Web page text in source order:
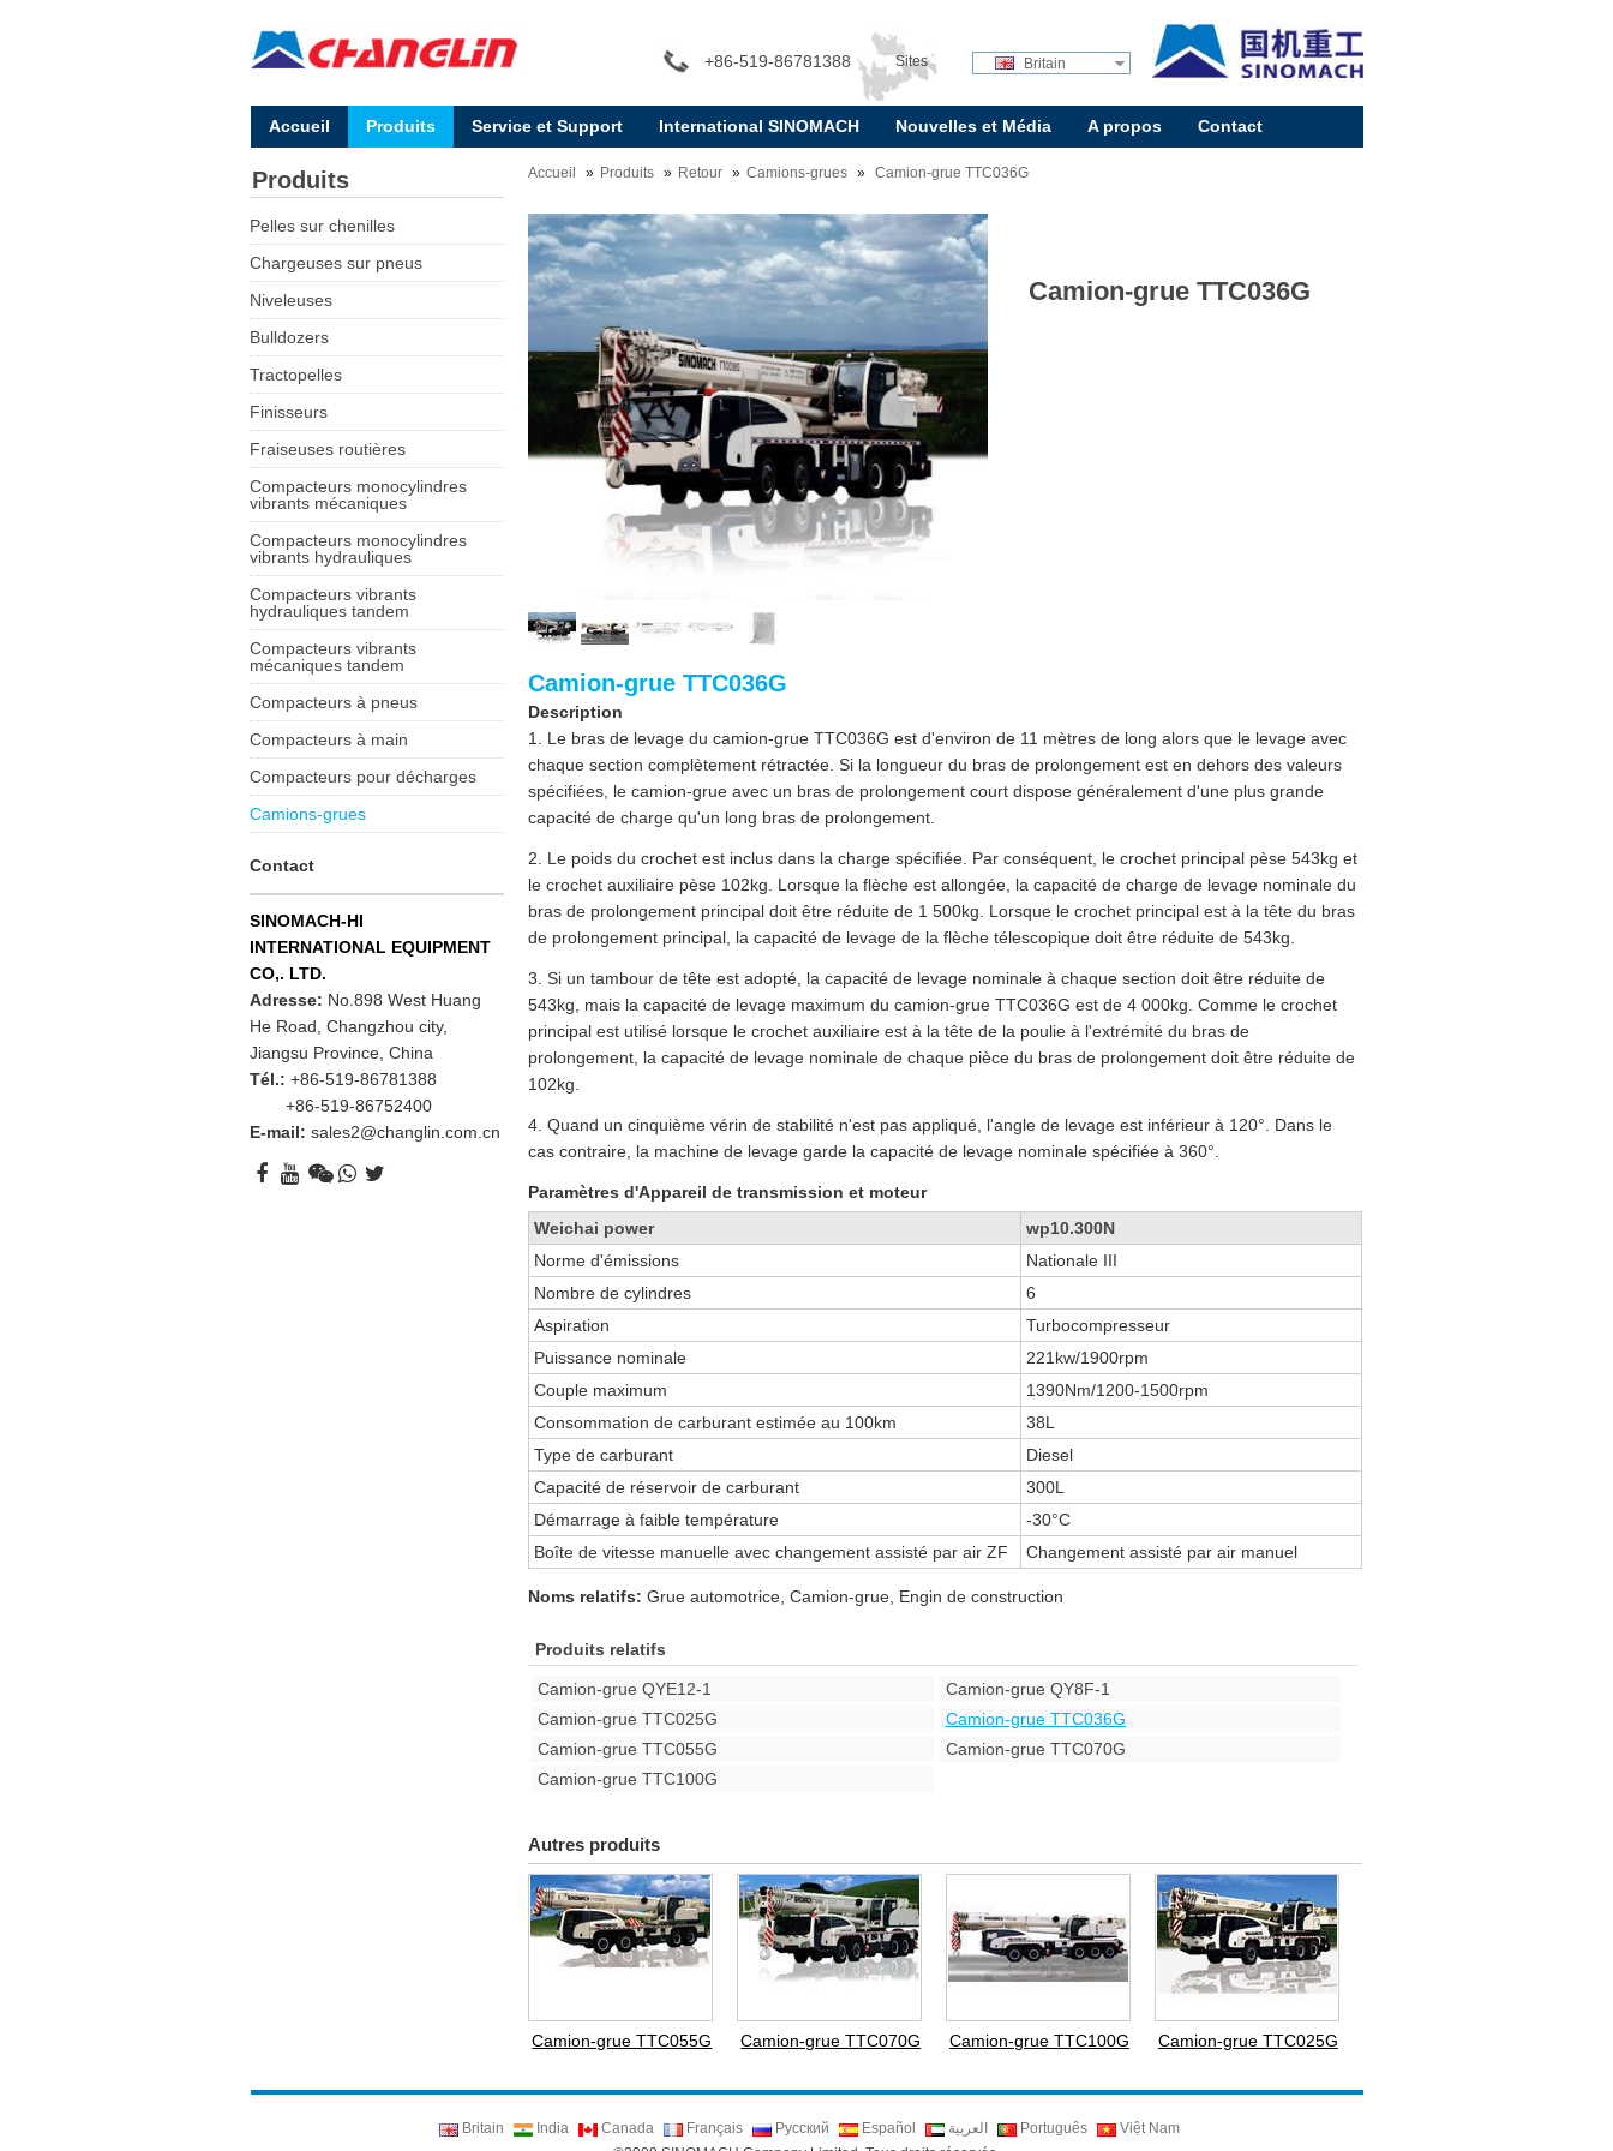
+86-519-86781388 Sites
internationaux:
Britain
Accueil Produits Service et Support International SINOMACH Nouvelles et Média A propos Contact
Accueil Produits Retour Camions-grues Camion-grue TTC036G
Camion-grue TTC036G
Camion-grue TTC036G
Description
1. Le bras de levage du camion-grue TTC036G est d'environ de 11 mètres de long alors que le levage avec
chaque section complètement rétractée. Si la longueur du bras de prolongement est en dehors des valeurs
spécifiées, le camion-grue avec un bras de prolongement court dispose généralement d'une plus grande
capacité de charge qu'un long bras de prolongement.
2. Le poids du crochet est inclus dans la charge spécifiée. Par conséquent, le crochet principal pèse 543kg et
le crochet auxiliaire pèse 102kg. Lorsque la flèche est allongée, la capacité de charge de levage nominale du
bras de prolongement principal doit être réduite de 1 500kg. Lorsque le crochet principal est à la tête du bras
de prolongement principal, la capacité de levage de la flèche télescopique doit être réduite de 543kg.
3. Si un tambour de tête est adopté, la capacité de levage nominale à chaque section doit être réduite de
543kg, mais la capacité de levage maximum du camion-grue TTC036G est de 4 000kg. Comme le crochet
principal est utilisé lorsque le crochet auxiliaire est à la tête de la poulie à l'extrémité du bras de
prolongement, la capacité de levage nominale de chaque pièce du bras de prolongement doit être réduite de
102kg.
4. Quand un cinquième vérin de stabilité n'est pas appliqué, l'angle de levage est inférieur à 120°. Dans le
cas contraire, la machine de levage garde la capacité de levage nominale spécifiée à 360°.
Paramètres d'Appareil de transmission et moteur
Weichai power
wp10.300N
Norme d'émissions
Nationale III
Nombre de cylindres
6
Aspiration
Turbocompresseur
Puissance nominale
221kw/1900rpm
Couple maximum
1390Nm/1200-1500rpm
Consommation de carburant estimée au 100km
38L
Type de carburant
Diesel
Capacité de réservoir de carburant
300L
Démarrage à faible température
-30°C
Boîte de vitesse manuelle avec changement assisté par air ZF
Changement assisté par air manuel
Noms relatifs: Grue automotrice, Camion-grue, Engin de construction
Produits relatifs
Camion-grue QYE12-1
Camion-grue QY8F-1
Camion-grue TTC025G
Camion-grue TTC036G
Camion-grue TTC055G
Camion-grue TTC070G
Camion-grue TTC100G
Autres produits
Camion-grue TTC055G Camion-grue TTC070G Camion-grue TTC100G Camion-grue TTC025G
Produits
Pelles sur chenilles
Chargeuses sur pneus
Niveleuses
Bulldozers
Tractopelles
Finisseurs
Fraiseuses routières
Compacteurs monocylindres
vibrants mécaniques
Compacteurs monocylindres
vibrants hydrauliques
Compacteurs vibrants
hydrauliques tandem
Compacteurs vibrants
mécaniques tandem
Compacteurs à pneus
Compacteurs à main
Compacteurs pour décharges
Camions-grues
Contact
SINOMACH-HI
INTERNATIONAL EQUIPMENT
CO,. LTD.
Adresse: No.898 West Huang
He Road, Changzhou city,
Jiangsu Province, China
Tél.: +86-519-86781388
+86-519-86752400
E-mail:sales2@changlin.com.cn
Britain India Canada Français Русский Español العربية Português
Việt Nam